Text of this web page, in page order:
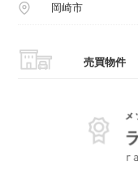
岡崎市
売買物件